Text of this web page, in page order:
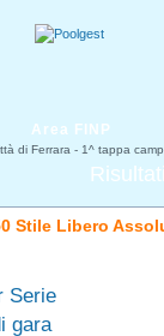
di Ferrara - 1^ tappa
Area FINP
Stile Libero
Serie
gara